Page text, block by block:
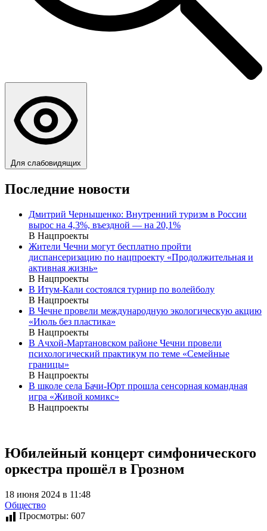
Для слабовидящих
Последние новости
Дмитрий Чернышенко: Внутренний туризм в России
вырос на 4,3%, въездной — на 20,1%
В Нацпроекты
Жители Чечни могут бесплатно пройти
диспансеризацию по нацпроекту «Продолжительная и
активная жизнь»
В Нацпроекты
В Итум-Кали состоялся турнир по волейболу
В Нацпроекты
В Чечне провели международную экологическую акцию
«Июль без пластика»
В Нацпроекты
В Ачхой-Мартановском районе Чечни провели
психологический практикум по теме «Семейные
границы»
В Нацпроекты
В школе села Бачи-Юрт прошла сенсорная командная
игра «Живой комикс»
В Нацпроекты
Юбилейный концерт симфонического
оркестра прошёл в Грозном
18 июня 2024 в 11:48
Общество
Просмотры: 607